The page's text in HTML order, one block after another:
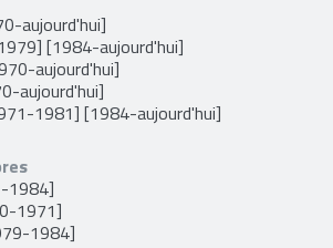
aujourd'hui]
[1984-aujourd'hui]
aujourd'hui]
aujourd'hui]
1981] [1984-aujourd'hui]
1984]
1971]
1984]